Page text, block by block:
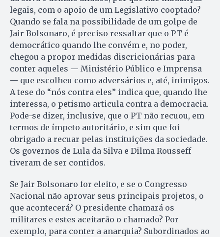
legais, com o apoio de um Legislativo cooptado?
Quan­do se fala na possibilidade de um golpe de
Jair Bolsonaro, é preciso ressaltar que o PT é
democrático quando lhe convém e, no poder,
chegou a propor medidas discricionárias para
conter aqueles — Ministério Público e Imprensa
— que escolheu como adversários e, até, inimigos.
A tese do “nós contra eles” indica que, quando lhe
interessa, o petismo articula contra a democracia.
Pode-se dizer, inclusive, que o PT não recuou, em
termos de ímpeto autoritário, e sim que foi
obrigado a recuar pelas instituições da sociedade.
Os governos de Lula da Silva e Dilma Rousseff
tiveram de ser contidos.
Se Jair Bolsonaro for eleito, e se o Congresso
Nacional não aprovar seus principais projetos, o
que acontecerá? O presidente chamará os
militares e estes aceitarão o chamado? Por
exemplo, para conter a anarquia? Subor­di­na­dos ao